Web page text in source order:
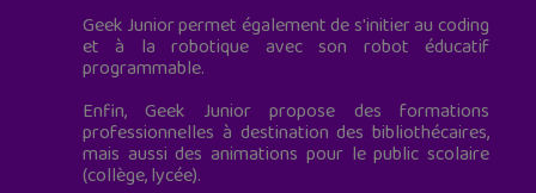
Geek Junior permet également de s'initier au coding
et à la robotique avec son robot éducatif
programmable.
Enfin, Geek Junior propose des formations
professionnelles à destination des bibliothécaires,
mais aussi des animations pour le public scolaire
(collège, lycée).